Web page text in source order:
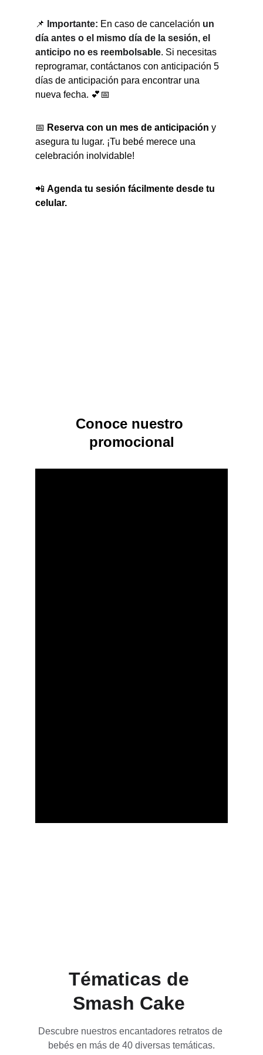
📌 Importante: En caso de cancelación un
día antes o el mismo día de la sesión, el
anticipo no es reembolsable. Si necesitas
reprogramar, contáctanos con anticipación 5
días de anticipación para encontrar una
nueva fecha. 💕📅
📅 Reserva con un mes de anticipación y
asegura tu lugar. ¡Tu bebé merece una
celebración inolvidable!
📲 Agenda tu sesión fácilmente desde tu
celular.
Conoce nuestro
promocional
Tématicas de
Smash Cake
Descubre nuestros encantadores retratos de
bebés en más de 40 diversas temáticas.